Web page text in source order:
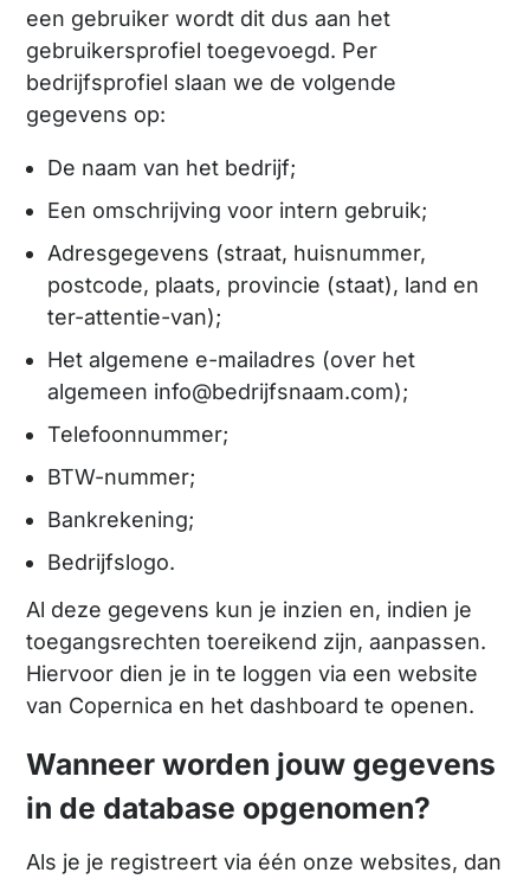
een gebruiker wordt dit dus aan het
gebruikersprofiel toegevoegd. Per
bedrijfsprofiel slaan we de volgende
gegevens op:
De naam van het bedrijf;
Een omschrijving voor intern gebruik;
Adresgegevens (straat, huisnummer,
postcode, plaats, provincie (staat), land en
ter-attentie-van);
Het algemene e-mailadres (over het
algemeen info@bedrijfsnaam.com);
Telefoonnummer;
BTW-nummer;
Bankrekening;
Bedrijfslogo.
Al deze gegevens kun je inzien en, indien je
toegangsrechten toereikend zijn, aanpassen.
Hiervoor dien je in te loggen via een website
van Copernica en het dashboard te openen.
Wanneer worden jouw gegevens
in de database opgenomen?
Als je je registreert via één onze websites, dan